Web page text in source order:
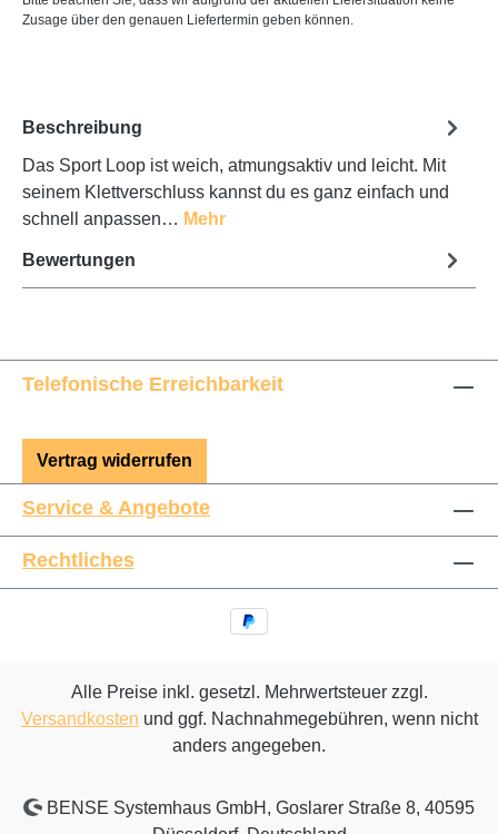
Zusage über den genauen Liefertermin geben können.
Beschreibung
Das Sport Loop ist weich, atmungsaktiv und leicht. Mit
seinem Klettverschluss kannst du es ganz einfach und
schnell anpassen… Mehr
Bewertungen
Telefonische Erreichbarkeit
Vertrag widerrufen
Service & Angebote
Rechtliches
Alle Preise inkl. gesetzl. Mehrwertsteuer zzgl.
Versandkosten und ggf. Nachnahmegebühren, wenn nicht
anders angegeben.
BENSE Systemhaus GmbH, Goslarer Straße 8, 40595